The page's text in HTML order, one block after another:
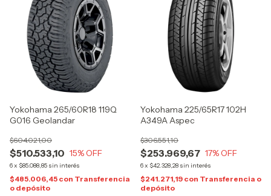
Yokohama 265/60R18 119Q
G016 Geolandar
$510.533,10
$604.021,00
15% OFF
6x $85.088,85 sin interés
$485.006,45 con Transferencia
o depósito
Yokohama 225/65R17 102H
A349A Aspec
$253.969,67
$306.551,10
17% OFF
6x $42.328,28 sin interés
$241.271,19 con Transferencia o
depósito